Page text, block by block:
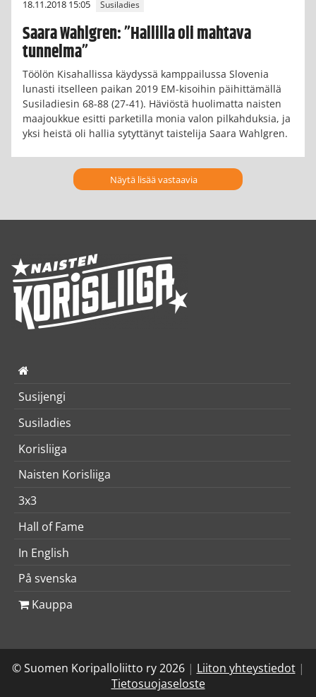
18.11.2018 15:05 Susiladies
Saara Wahlgren: ”Hallilla oli mahtava
tunnelma”
Töölön Kisahallissa käydyssä kamppailussa Slovenia
lunasti itselleen paikan 2019 EM-kisoihin päihittämällä
Susiladiesin 68-88 (27-41). Häviöstä huolimatta naisten
maajoukkue esitti parketilla monia valon pilkahduksia, ja
yksi heistä oli hallia sytyttänyt taistelija Saara Wahlgren.
Näytä lisää vastaavia
Susijengi
Susiladies
Korisliiga
Naisten Korisliiga
3x3
Hall of Fame
In English
På svenska
Kauppa
© Suomen Koripalloliitto ry 2026 | Liiton yhteystiedot |
Tietosuojaseloste